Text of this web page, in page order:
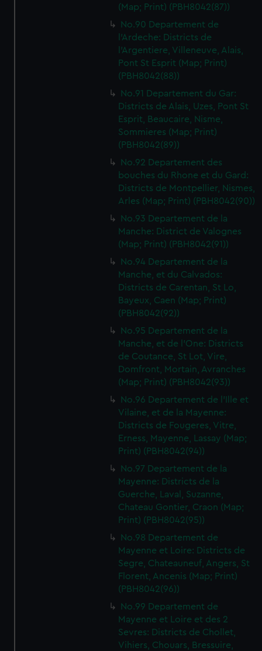
(Map; Print) (PBH8042(87))
No.90 Departement de
l'Ardeche: Districts de
l'Argentiere, Villeneuve, Alais,
Pont St Esprit (Map; Print)
(PBH8042(88))
No.91 Departement du Gar:
Districts de Alais, Uzes, Pont St
Esprit, Beaucaire, Nisme,
Sommieres (Map; Print)
(PBH8042(89))
No.92 Departement des
bouches du Rhone et du Gard:
Districts de Montpellier, Nismes,
Arles (Map; Print) (PBH8042(90))
No.93 Departement de la
Manche: District de Valognes
(Map; Print) (PBH8042(91))
No.94 Departement de la
Manche, et du Calvados:
Districts de Carentan, St Lo,
Bayeux, Caen (Map; Print)
(PBH8042(92))
No.95 Departement de la
Manche, et de l'One: Districts
de Coutance, St Lot, Vire,
Domfront, Mortain, Avranches
(Map; Print) (PBH8042(93))
No.96 Departement de l'Ille et
Vilaine, et de la Mayenne:
Districts de Fougeres, Vitre,
Erness, Mayenne, Lassay (Map;
Print) (PBH8042(94))
No.97 Departement de la
Mayenne: Districts de la
Guerche, Laval, Suzanne,
Chateau Gontier, Craon (Map;
Print) (PBH8042(95))
No.98 Departement de
Mayenne et Loire: Districts de
Segre, Chateauneuf, Angers, St
Florent, Ancenis (Map; Print)
(PBH8042(96))
No.99 Departement de
Mayenne et Loire et des 2
Sevres: Districts de Chollet,
Vihiers, Chouars, Bressuire,